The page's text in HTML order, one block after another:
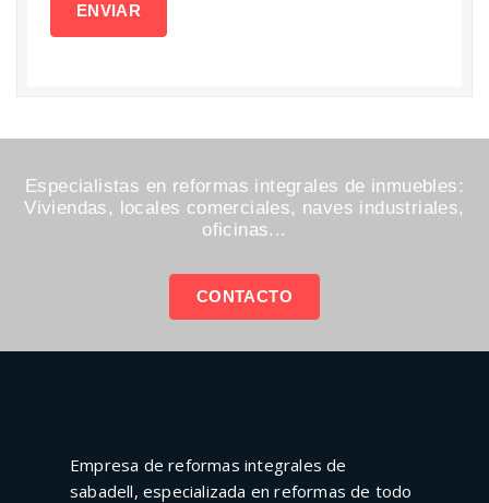
Especialistas en reformas integrales de inmuebles:
Viviendas, locales comerciales, naves industriales,
oficinas...
CONTACTO
Empresa de reformas integrales de
sabadell, especializada en reformas de todo